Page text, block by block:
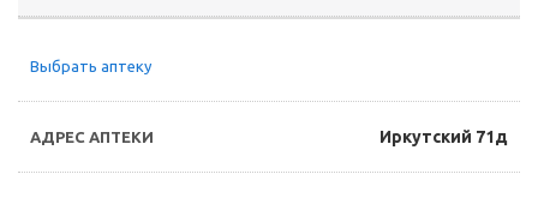
Выбрать аптеку
Иркутский 71д